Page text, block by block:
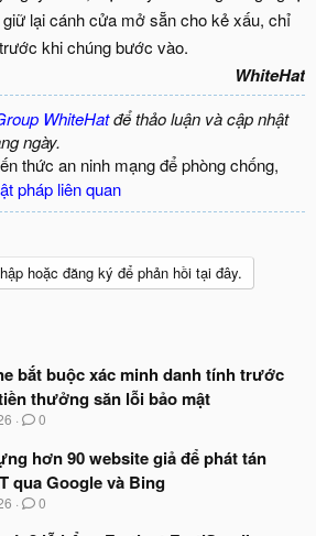
lại cánh cửa mở sẵn cho kẻ xấu, chỉ
khi chúng bước vào.
WhiteHat
WhiteHatđể thảo luận và cập nhật
ngày.
thức an ninh mạng để phòng chống,
pháp liên quan
hoặc đăng ký để phản hồi tại đây.
bắt buộc xác minh danh tính trước
thưởng săn lỗi bảo mật
0
hơn 90 website giả để phát tán
qua Google và Bing
0